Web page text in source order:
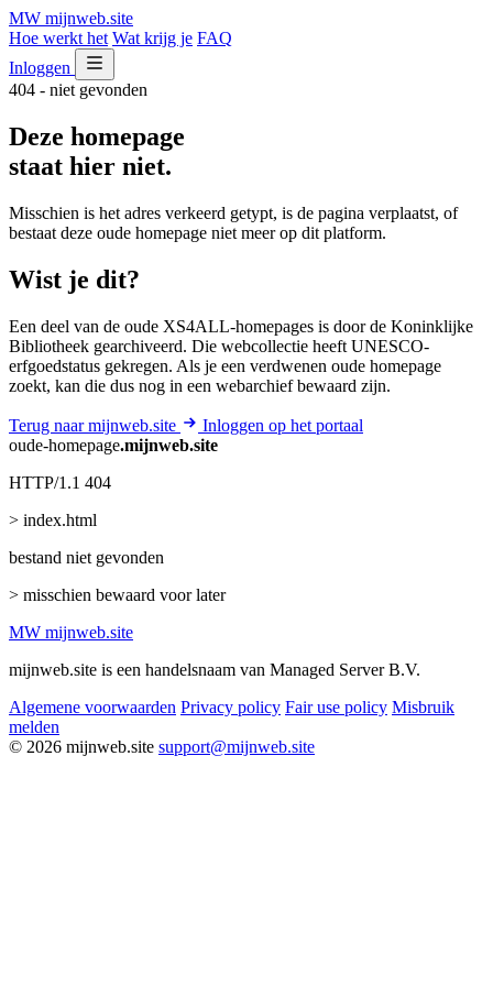
MW mijnweb.site
Hoe werkt het Wat krijg je FAQ
Inloggen
404 - niet gevonden
Deze homepage
staat hier niet.
Misschien is het adres verkeerd getypt, is de pagina verplaatst, of
bestaat deze oude homepage niet meer op dit platform.
Wist je dit?
Een deel van de oude XS4ALL-homepages is door de Koninklijke
Bibliotheek gearchiveerd. Die webcollectie heeft UNESCO-
erfgoedstatus gekregen. Als je een verdwenen oude homepage
zoekt, kan die dus nog in een webarchief bewaard zijn.
Terug naar mijnweb.site
Inloggen op het portaal
oude-homepage.mijnweb.site
HTTP/1.1 404
> index.html
bestand niet gevonden
> misschien bewaard voor later
MW mijnweb.site
mijnweb.site is een handelsnaam van Managed Server B.V.
Algemene voorwaarden Privacy policy Fair use policy Misbruik
melden
© 2026 mijnweb.site support@mijnweb.site